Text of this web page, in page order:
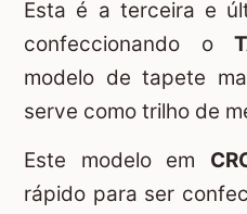
Esta é a terceira e
confeccionando o
modelo de tapete
serve como trilho de
Este modelo em
rápido para ser